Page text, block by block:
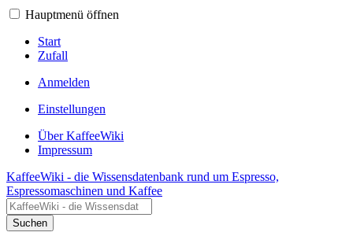
Hauptmenü öffnen
Start
Zufall
Anmelden
Einstellungen
Über KaffeeWiki
Impressum
KaffeeWiki - die Wissensdatenbank rund um Espresso,
Espressomaschinen und Kaffee
Suchen